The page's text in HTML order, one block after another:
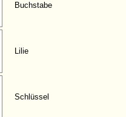
Buchstabe
Lilie
Schlüssel